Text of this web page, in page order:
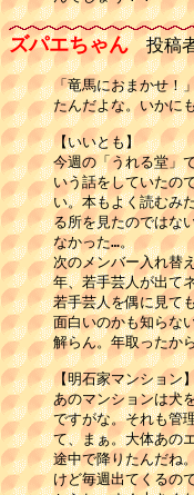
ズパエちゃん投稿
「竜馬におまかせ！
たんだよな。いかに
【いいとも】
今週の「うれる堂」
いう話をしていたの
い。本もよく読むみ
る所を見たのではな
なかった…。
次のメンバー入れ替
年、若手芸人が出て
若手芸人を偶に見て
面白いのかも知らな
解らん。年取ったか
【明石家マンション
あのマンションは犬
ですがな。それも管
て、まぁ。大体あの
途中で降りたんだね
けど毎週出てくるの